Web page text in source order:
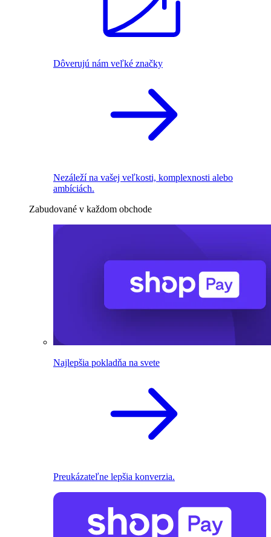
Dôverujú nám veľké značky
Nezáleží na vašej veľkosti, komplexnosti alebo
ambíciách.
Zabudované v každom obchode
Najlepšia pokladňa na svete
Preukázateľne lepšia konverzia.